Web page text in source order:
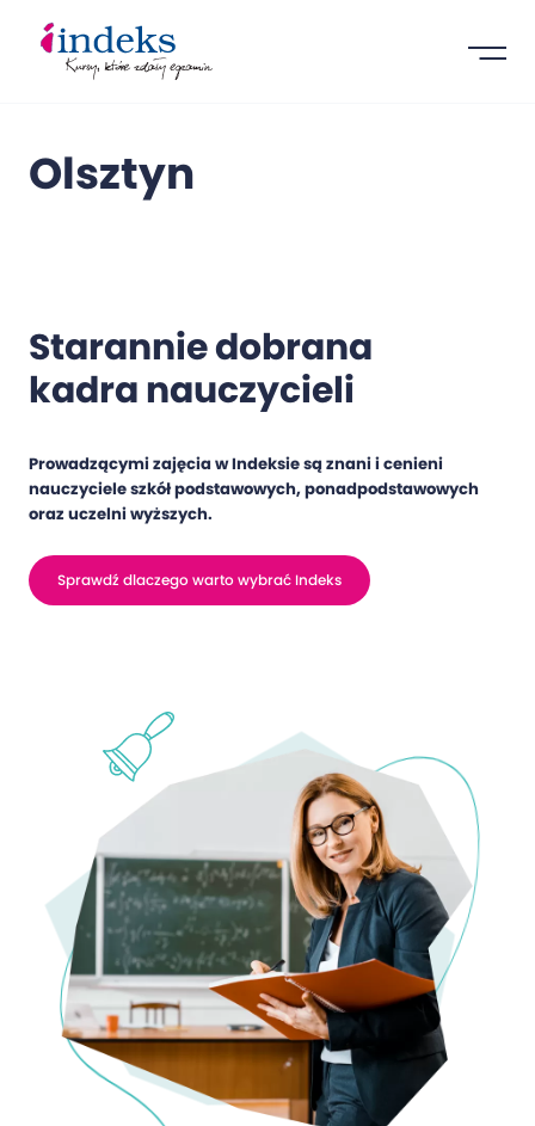
Olsztyn
Starannie dobrana
kadra nauczycieli
Prowadzącymi zajęcia w Indeksie są znani i cenieni
nauczyciele szkół podstawowych, ponadpodstawowych
oraz uczelni wyższych.
Sprawdź dlaczego warto wybrać Indeks